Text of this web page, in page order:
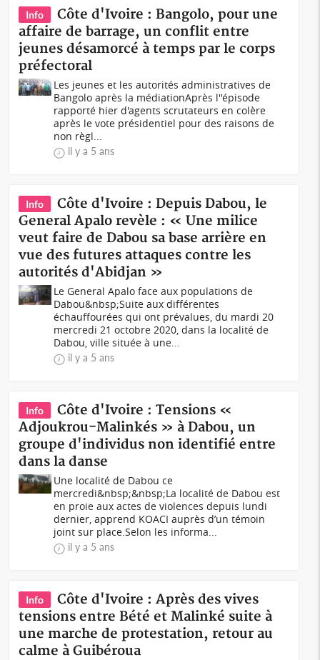
Info
Côte d'Ivoire : Bangolo, pour une
affaire de barrage, un conflit entre
jeunes désamorcé à temps par le corps
préfectoral
Les jeunes et les autorités administratives de
Bangolo après la médiationAprès l''épisode
rapporté hier d'agents scrutateurs en colère
après le vote présidentiel pour des raisons de
non règl...
il y a 5 ans
Info
Côte d'Ivoire : Depuis Dabou, le
General Apalo revèle : « Une milice
veut faire de Dabou sa base arrière en
vue des futures attaques contre les
autorités d'Abidjan »
Le General Apalo face aux populations de
Dabou&nbsp;Suite aux différentes
échauffourées qui ont prévalues, du mardi 20
mercredi 21 octobre 2020, dans la localité de
Dabou, ville située à une...
il y a 5 ans
Info
Côte d'Ivoire : Tensions «
Adjoukrou-Malinkés » à Dabou, un
groupe d'individus non identifié entre
dans la danse
Une localité de Dabou ce
mercredi&nbsp;&nbsp;La localité de Dabou est
en proie aux actes de violences depuis lundi
dernier, apprend KOACI auprès d’un témoin
joint sur place.Selon les informa...
il y a 5 ans
Info
Côte d'Ivoire : Après des vives
tensions entre Bété et Malinké suite à
une marche de protestation, retour au
calme à Guibéroua